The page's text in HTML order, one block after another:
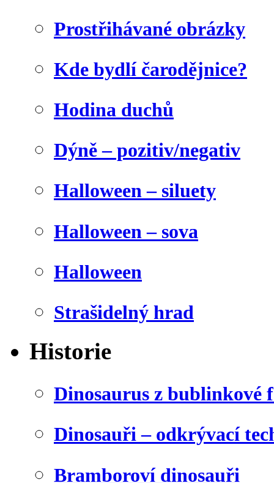
Prostřihávané obrázky
Kde bydlí čarodějnice?
Hodina duchů
Dýně – pozitiv/negativ
Halloween – siluety
Halloween – sova
Halloween
Strašidelný hrad
Historie
Dinosaurus z bublinkové
Dinosauři – odkrývací
Bramboroví dinosauři